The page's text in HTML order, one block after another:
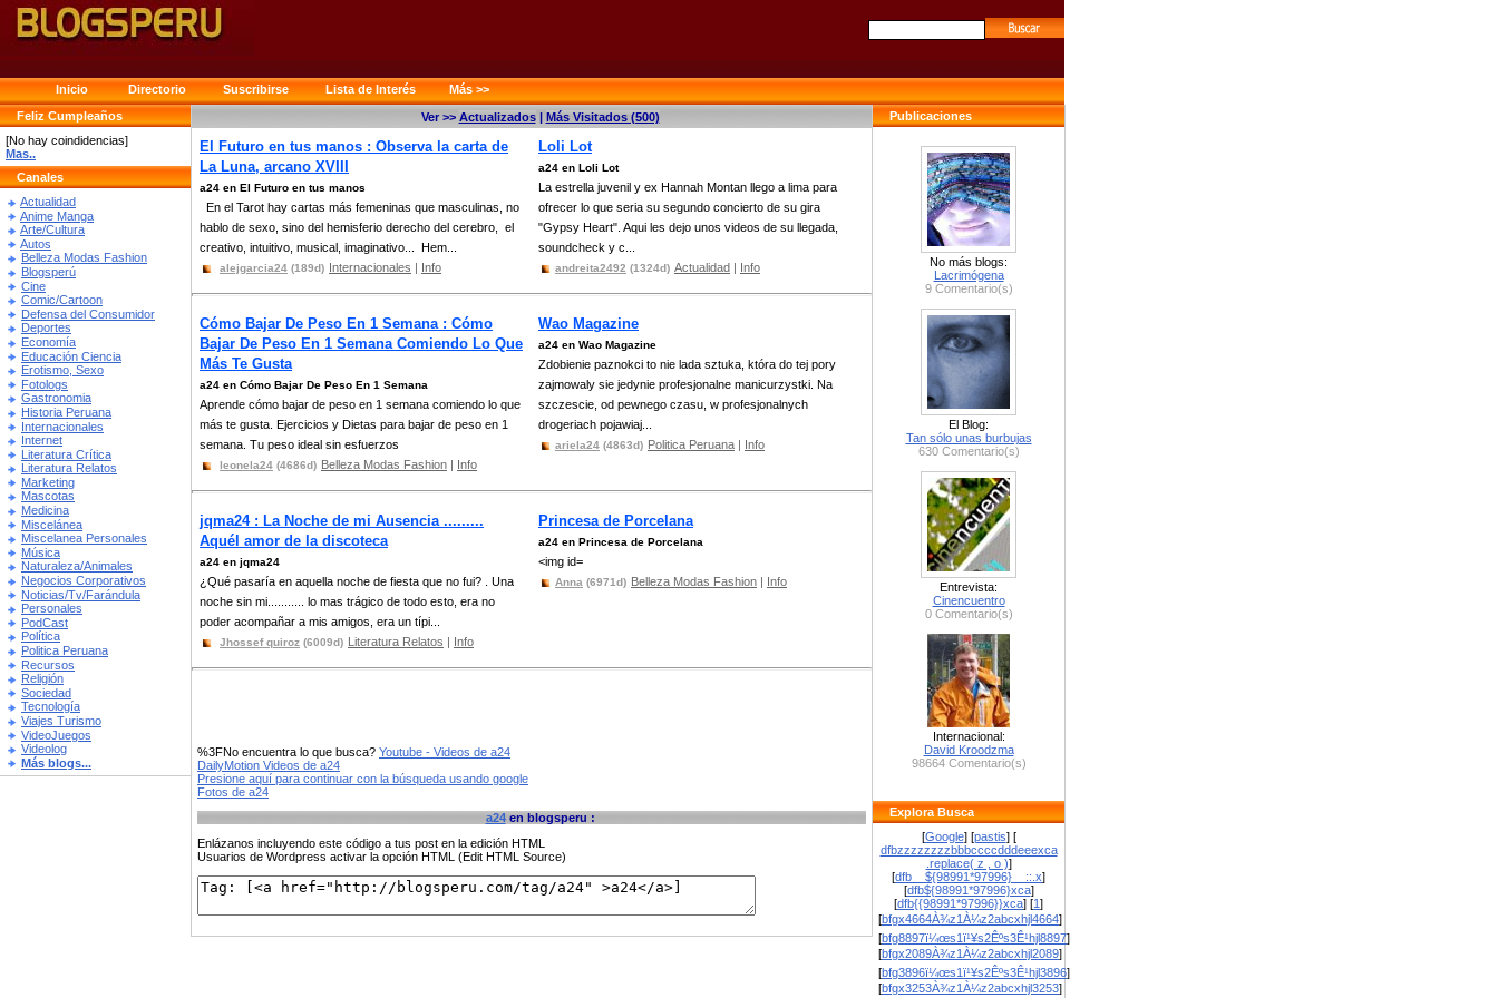
Inicio Directorio Suscribirse Lista de Interés
Más >>
Feliz Cumpleaños
[No hay coindidencias]
Mas..
Canales
Actualidad
Anime Manga
Arte/Cultura
Autos
Belleza Modas Fashion
Blogsperú
Cine
Comic/Cartoon
Defensa del Consumidor
Deportes
Economía
Educación Ciencia
Erotismo, Sexo
Fotologs
Gastronomia
Historia Peruana
Internacionales
Internet
Literatura Crítica
Literatura Relatos
Marketing
Mascotas
Medicina
Miscelánea
Miscelanea Personales
Música
Naturaleza/Animales
Negocios Corporativos
Noticias/Tv/Farándula
Personales
PodCast
Política
Politica Peruana
Recursos
Religión
Sociedad
Tecnología
Viajes Turismo
VideoJuegos
Videolog
Más blogs...
Publicaciones
No más blogs:
Lacrimógena
9 Comentario(s)
El Blog:
Tan sólo unas burbujas
630 Comentario(s)
Entrevista:
Cinencuentro
0 Comentario(s)
Internacional:
David Kroodzma
98664 Comentario(s)
Explora Busca
[Google] [pastis] [
dfbzzzzzzzzbbbccccdddeeexca
.replace( z , o )]
[dfb__${98991*97996}__::.x]
[dfb${98991*97996}xca]
[dfb{{98991*97996}}xca] [1]
[bfgx4664À¾z1À¼z2abcxhjl4664]
[bfg8897ï¼œs1ï¹¥s2Êºs3Ê¹hjl8897]
[bfgx2089À¾z1À¼z2abcxhjl2089]
[bfg3896ï¼œs1ï¹¥s2Êºs3Ê¹hjl3896]
[bfgx3253À¾z1À¼z2abcxhjl3253]
Ver >> Actualizados| Más Visitados (500)
El Futuro en tus manos : Observa la carta de
La Luna, arcano XVIII
a24 en El Futuro en tus manos
En el Tarot hay cartas más femeninas que masculinas, no
hablo de sexo, sino del hemisferio derecho del cerebro, el
creativo, intuitivo, musical, imaginativo... Hem...
alejgarcia24 (189d) Internacionales | Info
Loli Lot
a24 en Loli Lot
La estrella juvenil y ex Hannah Montan llego a lima para
ofrecer lo que seria su segundo concierto de su gira
"Gypsy Heart". Aqui les dejo unos videos de su llegada,
soundcheck y c...
andreita2492 (1324d) Actualidad | Info
Cómo Bajar De Peso En 1 Semana : Cómo
Bajar De Peso En 1 Semana Comiendo Lo Que
Más Te Gusta
a24 en Cómo Bajar De Peso En 1 Semana
Aprende cómo bajar de peso en 1 semana comiendo lo que
más te gusta. Ejercicios y Dietas para bajar de peso en 1
semana. Tu peso ideal sin esfuerzos
leonela24 (4686d) Belleza Modas Fashion | Info
Wao Magazine
a24 en Wao Magazine
Zdobienie paznokci to nie lada sztuka, która do tej pory
zajmowaly sie jedynie profesjonalne manicurzystki. Na
szczescie, od pewnego czasu, w profesjonalnych
drogeriach pojawiaj...
ariela24 (4863d) Politica Peruana | Info
jqma24 : La Noche de mi Ausencia .........
Aquél amor de la discoteca
a24 en jqma24
¿Qué pasaría en aquella noche de fiesta que no fui? . Una
noche sin mi........... lo mas trágico de todo esto, era no
poder acompañar a mis amigos, era un típi...
Jhossef quiroz (6009d) Literatura Relatos | Info
Princesa de Porcelana
a24 en Princesa de Porcelana
<img id=
Anna (6971d) Belleza Modas Fashion | Info
%3FNo encuentra lo que busca? Youtube - Videos de a24
DailyMotion Videos de a24
Presione aquí para continuar con la búsqueda usando google
Fotos de a24
a24en blogsperu :
Enlázanos incluyendo este código a tus post en la edición HTML
Usuarios de Wordpress activar la opción HTML (Edit HTML Source)